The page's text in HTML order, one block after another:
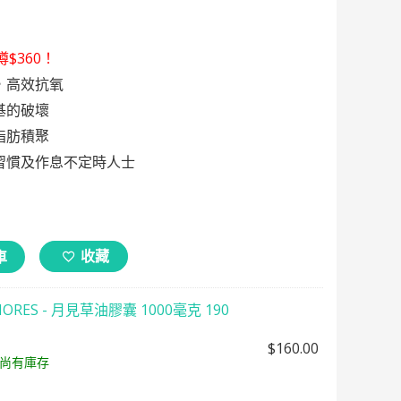
$360！
高效抗氧
的破壞
肪積聚
慣及作息不定時人士
收藏
- 月見草油膠囊 1000毫克 190
尚有庫存
$160.00